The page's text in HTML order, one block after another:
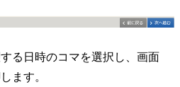
る日時のコマを選択し、画面
ます。